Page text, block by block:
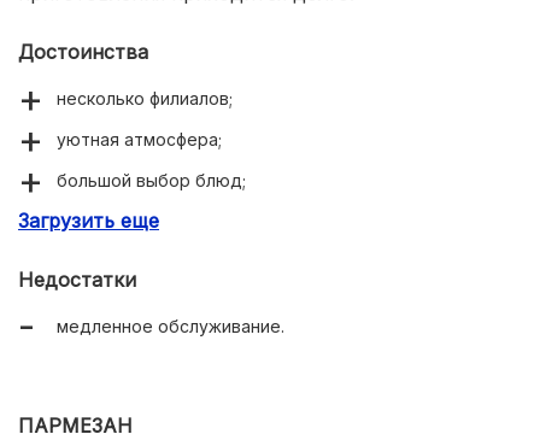
Достоинства
несколько филиалов;
уютная атмосфера;
большой выбор блюд;
развлечения для детей;
Загрузить еще
Недостатки
медленное обслуживание.
ПАРМЕЗАН